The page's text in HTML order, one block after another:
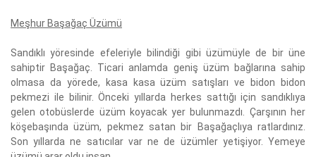
Meşhur Başağaç Üzümü
Sandıklı yöresinde efeleriyle bilindiği gibi üzümüyle de bir üne
sahiptir Başağaç. Ticari anlamda geniş üzüm bağlarına sahip
olmasa da yörede, kasa kasa üzüm satışları ve bidon bidon
pekmezi ile bilinir. Önceki yıllarda herkes sattığı için sandıklıya
gelen otobüslerde üzüm koyacak yer bulunmazdı. Çarşının her
köşebaşında üzüm, pekmez satan bir Başağaçlıya ratlardınız.
Son yıllarda ne satıcılar var ne de üzümler yetişiyor. Yemeye